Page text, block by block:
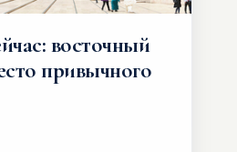
восточный
привычного